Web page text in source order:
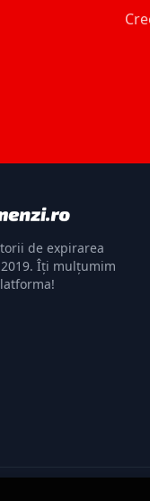
de expirarea
Îți mulțumim